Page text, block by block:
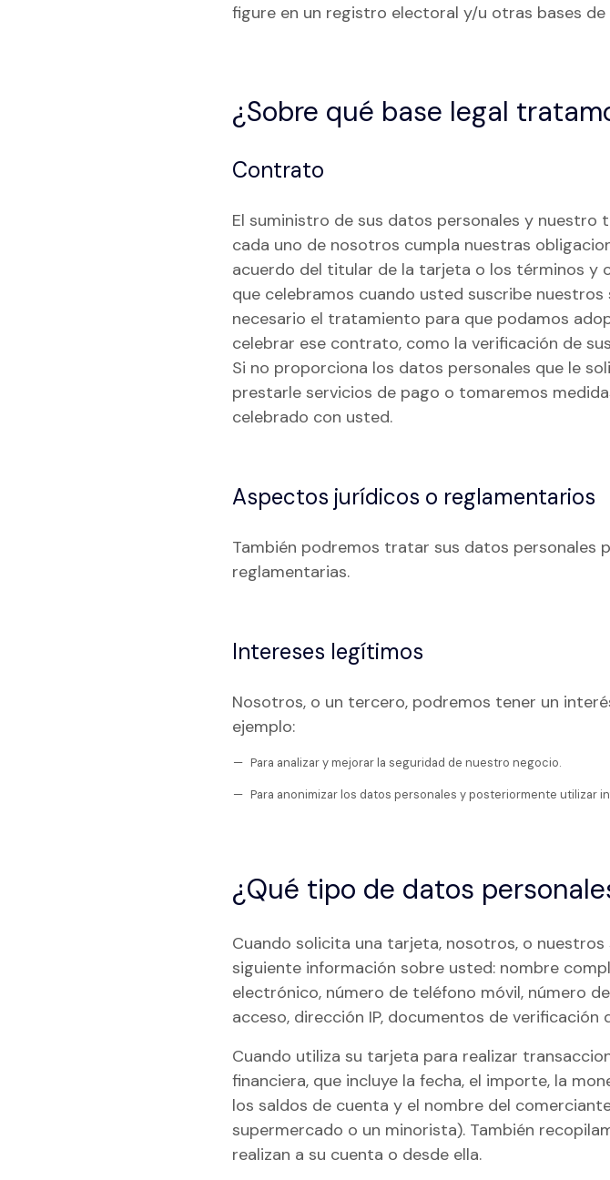
figure en un registro electoral y/u otras bases de
¿Sobre qué base legal
Contrato
El suministro de sus datos personales y
cada uno de nosotros cumpla nuestras
acuerdo del titular de la tarjeta o los términos y
que celebramos cuando usted suscribe nuestros
necesario el tratamiento para que podamos
celebrar ese contrato, como la verificación de
Si no proporciona los datos personales que le
prestarle servicios de pago o tomaremos
celebrado con usted.
Aspectos jurídicos o reglamentarios
También podremos tratar sus datos personales
reglamentarias.
Intereses legítimos
Nosotros, o un tercero, podremos tener un
ejemplo:
Para analizar y mejorar la seguridad de nuestro negocio.
Para anonimizar los datos personales y posteriormente utilizar
¿Qué tipo de datos
Cuando solicita una tarjeta, nosotros, o
siguiente información sobre usted: nombre
electrónico, número de teléfono móvil, número
acceso, dirección IP, documentos de verificación
Cuando utiliza su tarjeta para realizar
financiera, que incluye la fecha, el importe, la
los saldos de cuenta y el nombre del
supermercado o un minorista). También
realizan a su cuenta o desde ella.